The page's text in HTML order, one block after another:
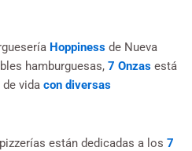
Hoppiness de Nueva
hamburguesas, 7 Onzas está
vida con diversas
están dedicadas a los 7